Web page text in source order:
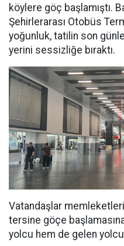
köylere göç başlamıştı.
Şehirlerarası Otobüs
yoğunluk, tatilin son
yerini sessizliğe bıraktı.
Vatandaşlar
tersine göçe
yolcu hem de gelen